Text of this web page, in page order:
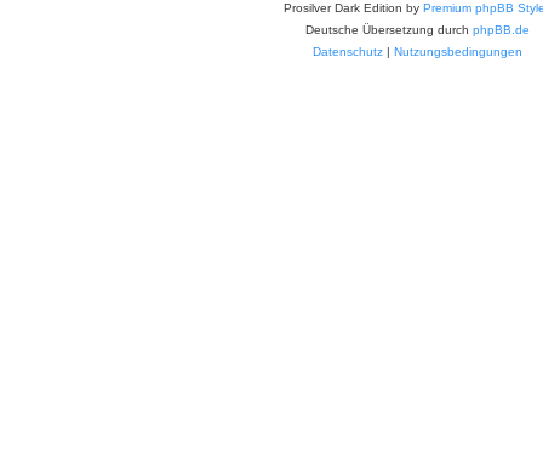
Prosilver Dark Edition by Premium phpBB
Deutsche Übersetzung durch phpBB.de
Datenschutz | Nutzungsbedingungen